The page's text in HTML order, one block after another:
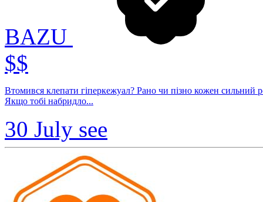
BAZU
$$
Втомився клепати гіперкежуал? Рано чи пізно кожен сильний розробник ставить собі питання: «Те, що я роблю, справді має значення?».
Якщо тобі набридло...
30 July see